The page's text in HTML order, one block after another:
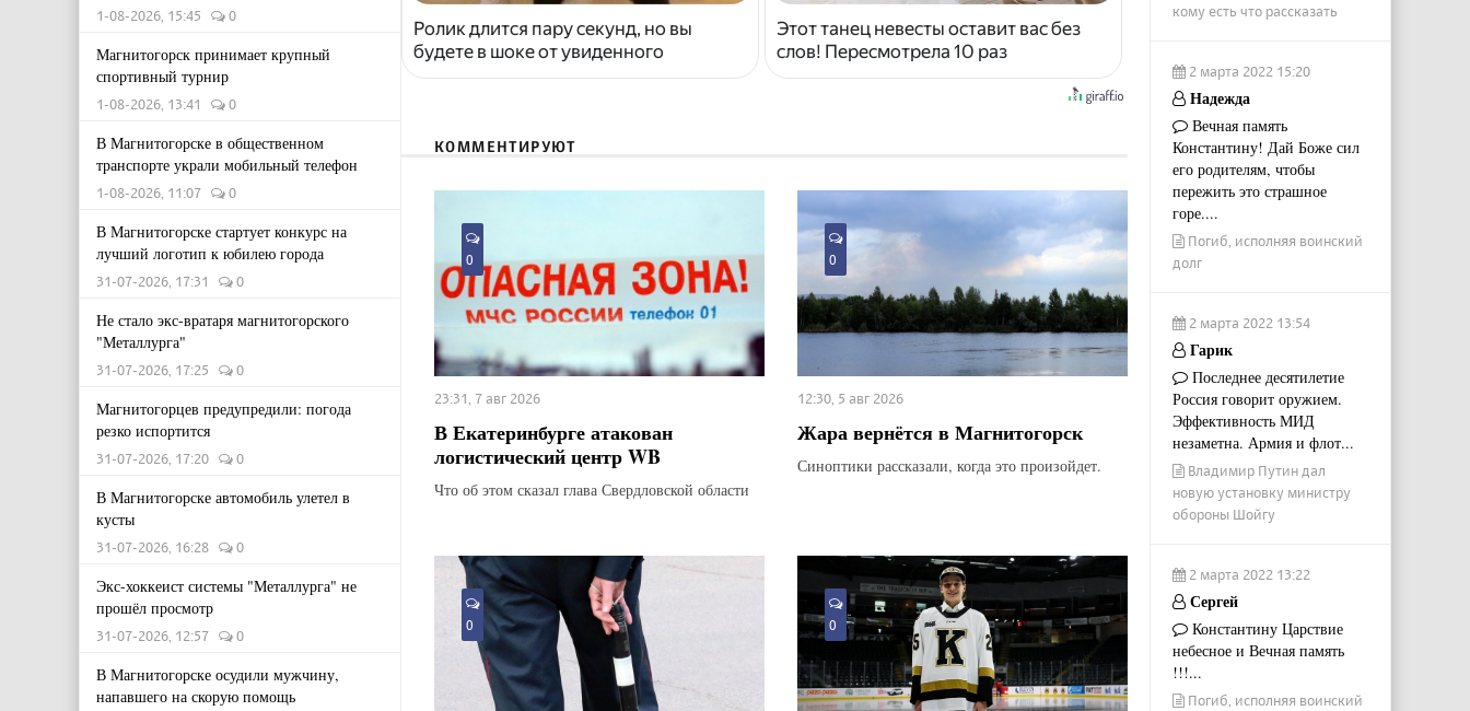
1-08-2026, 15:45 0
Магнитогорск принимает крупный
спортивный турнир
1-08-2026, 13:41 0
В Магнитогорске в общественном
транспорте украли мобильный телефон
1-08-2026, 11:07 0
В Магнитогорске стартует конкурс на
лучший логотип к юбилею города
31-07-2026, 17:31 0
Не стало экс-вратаря магнитогорского
"Металлурга"
31-07-2026, 17:25 0
Магнитогорцев предупредили: погода
резко испортится
31-07-2026, 17:20 0
В Магнитогорске автомобиль улетел в
кусты
31-07-2026, 16:28 0
Экс-хоккеист системы "Металлурга" не
прошёл просмотр
31-07-2026, 12:57 0
В Магнитогорске осудили мужчину,
напавшего на скорую помощь
Ролик длится пару секунд, но вы
будете в шоке от увиденного
Этот танец невесты оставит вас без
слов! Пересмотрела 10 раз
КОММЕНТИРУЮТ
0
23:31, 7 авг 2026
В Екатеринбурге атакован
логистический центр WB
Что об этом сказал глава Свердловской области
0
12:30, 5 авг 2026
Жара вернётся в Магнитогорск
Синоптики рассказали, когда это произойдет.
0 0
кому есть что рассказать
2 марта 2022 15:20
Надежда
Вечная память
Константину! Дай Боже сил
его родителям, чтобы
пережить это страшное
горе....
Погиб, исполняя воинский
долг
2 марта 2022 13:54
Гарик
Последнее десятилетие
Россия говорит оружием.
Эффективность МИД
незаметна. Армия и флот...
Владимир Путин дал
новую установку министру
обороны Шойгу
2 марта 2022 13:22
Сергей
Константину Царствие
небесное и Вечная память
!!!...
Погиб, исполняя воинский